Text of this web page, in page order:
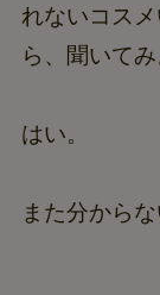
れないコス
ら、聞いて
はい。
また分から